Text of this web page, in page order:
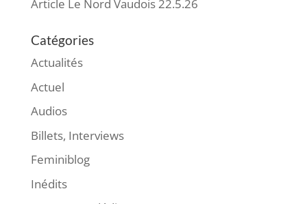
Article Le Nord Vaudois 22.5.26
Catégories
Actualités
Actuel
Audios
Billets, Interviews
Feminiblog
Inédits